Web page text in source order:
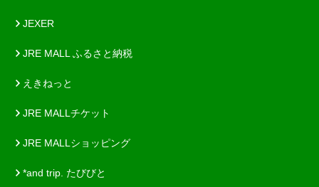
JEXER
JRE MALL ふるさと納税
えきねっと
JRE MALLチケット
JRE MALLショッピング
*and trip. たびびと